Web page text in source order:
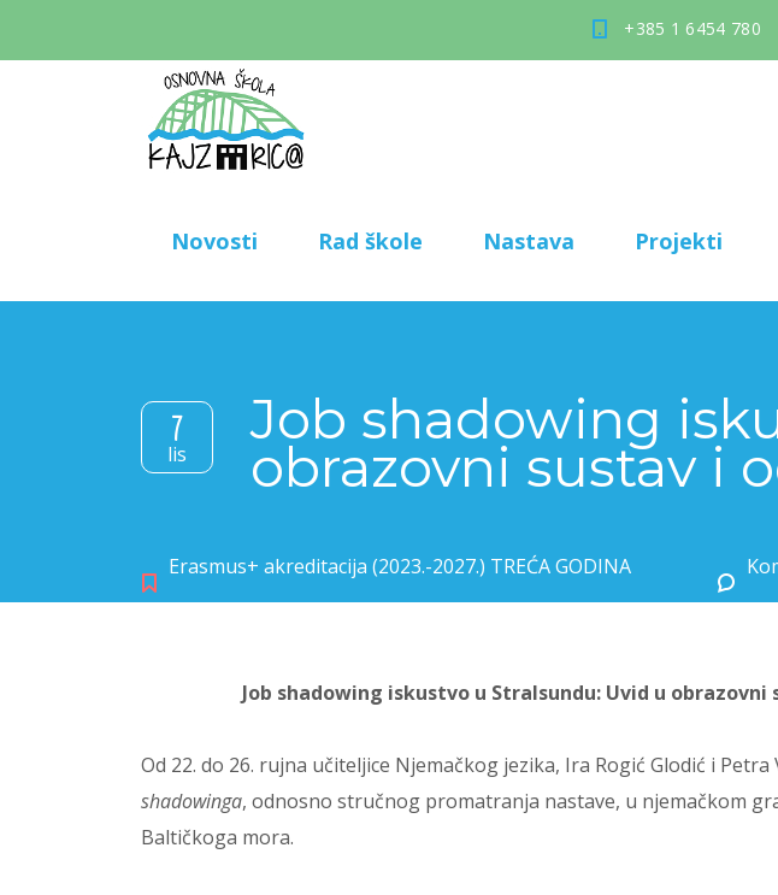
+385 1 6454 780
Novosti Rad škole Nastava Projekti
7
lis
Job shadowing
obrazovni sustav i
Erasmus+ akreditacija (2023.-2027.) TREĆA GODINA
Job shadowing iskustvo u Stralsundu: Uvid u
Od 22. do 26. rujna učiteljice Njemačkog jezika, Ira Rogić Glodić i
shadowinga, odnosno stručnog promatranja nastave, u njemačkom
Baltičkoga mora.